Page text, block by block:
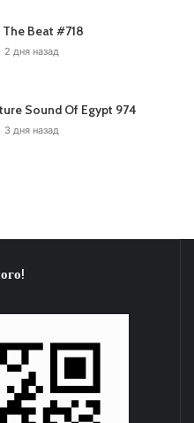
The Beat #718
2 дня назад
Sound Of Egypt 974
3 дня назад